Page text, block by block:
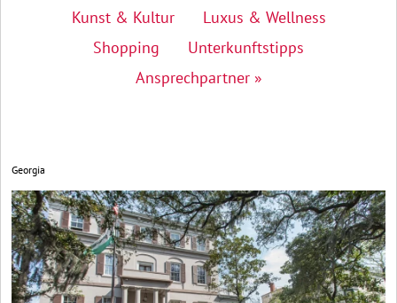
Kunst & Kultur
Luxus & Wellness
Shopping
Unterkunftstipps
Ansprechpartner »
Georgia